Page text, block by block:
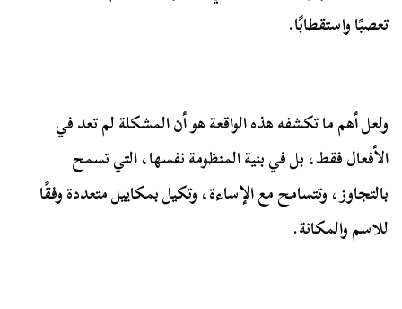
تعصبًا واستقطابًا.
ولعل أهم ما تكشفه هذه الواقعة هو أن المشكلة لم تعد في
الأفعال فقط، بل في بنية المنظومة نفسها، التي تسمح
بالتجاوز، وتتسامح مع الإساءة، وتكيل بمكاييل متعددة وفقًا
للاسم والمكانة.